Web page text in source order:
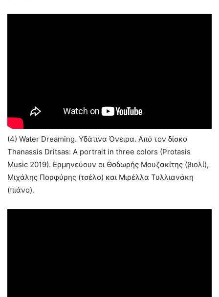
(4) Water Dreaming. Υδάτινα Όνειρα. Από τον δίσκο
Thanassis Dritsas: A portrait in three colors (Protasis
Music 2019). Ερμηνεύουν οι Θοδωρής Μουζακίτης (βιολί),
Μιχάλης Πορφύρης (τσέλο) και Μιρέλλα Τυλλιανάκη
(πιάνο).